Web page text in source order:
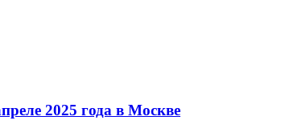
2025 года в Москве